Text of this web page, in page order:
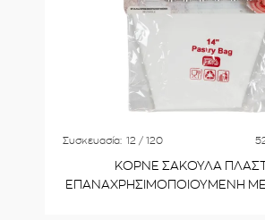
Συσκευασία: 12 / 120
ΚΟΡΝΕ ΣΑΚΟΥΛΑ
ΕΠΑΝΑΧΡΗΣΙΜΟΠΟΙΟΥΜΕΝΗ ΜΕ